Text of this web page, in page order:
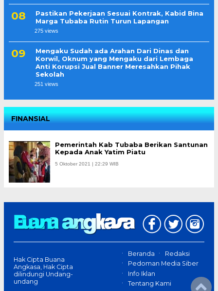
Pastikan Pekerjaan Sesuai Kontrak, Kabid Bina
Marga Tubaba Rutin Turun Lapangan
275 views
Mengaku Sudah ada Arahan Dari Dinas dan
Korwil, Oknum yang Mengaku dari Lembaga
Anti Korupsi Jual Banner Meresahkan Pihak
Sekolah
251 views
FINANSIAL
Pemerintah Kab Tubaba Berikan Santunan
Kepada Anak Yatim Piatu
5 Oktober 2021 | 22:29 WIB
Hak Cipta Buana
Angkasa, Hak Cipta
dilindungi Undang-
undang
Beranda
Redaksi
Pedoman Media Siber
Info Iklan
Tentang Kami